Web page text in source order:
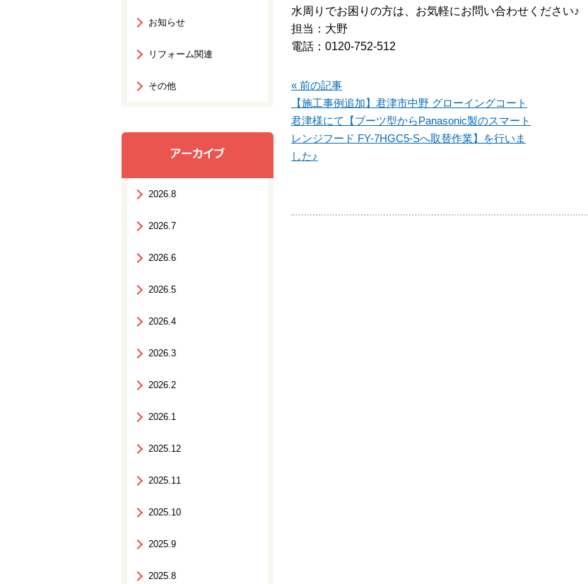
お知らせ
リフォーム関連
その他
2026.8
2026.7
2026.6
2026.5
2026.4
2026.3
2026.2
2026.1
2025.12
2025.11
2025.10
2025.9
2025.8
水周りでお困りの方は、お気軽にお問い合わせください♪
担当：大野
電話：0120-752-512
« 前の記事
【施工事例追加】君津市中野 グローイングコート
君津様にて【ブーツ型からPanasonic製のスマート
レンジフード FY-7HGC5-Sへ取替作業】を行いま
した♪